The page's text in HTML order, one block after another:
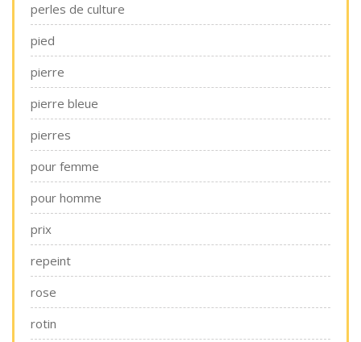
perles de culture
pied
pierre
pierre bleue
pierres
pour femme
pour homme
prix
repeint
rose
rotin